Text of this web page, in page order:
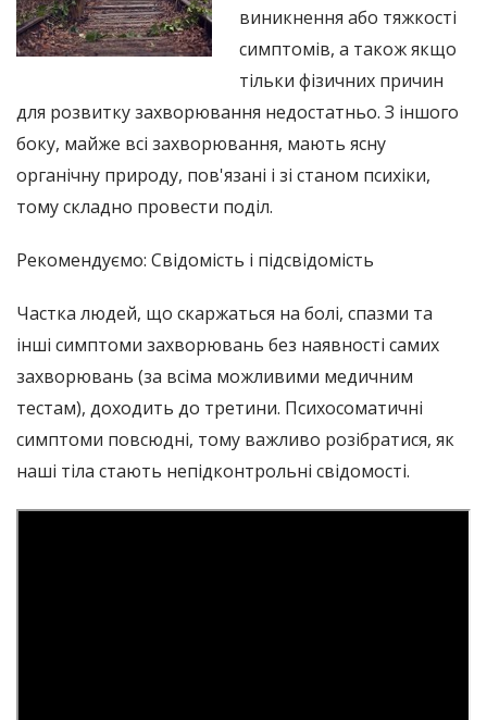
виникнення або тяжкості
симптомів, а також якщо
тільки фізичних причин
для розвитку захворювання недостатньо. З іншого
боку, майже всі захворювання, мають ясну
органічну природу, пов'язані і зі станом психіки,
тому складно провести поділ.
Рекомендуємо: Свідомість і підсвідомість
Частка людей, що скаржаться на болі, спазми та
інші симптоми захворювань без наявності самих
захворювань (за всіма можливими медичним
тестам), доходить до третини. Психосоматичні
симптоми повсюдні, тому важливо розібратися, як
наші тіла стають непідконтрольні свідомості.